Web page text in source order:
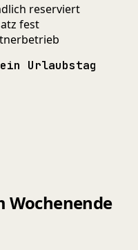
reserviert
fest
Urlaubstag
Wochenende